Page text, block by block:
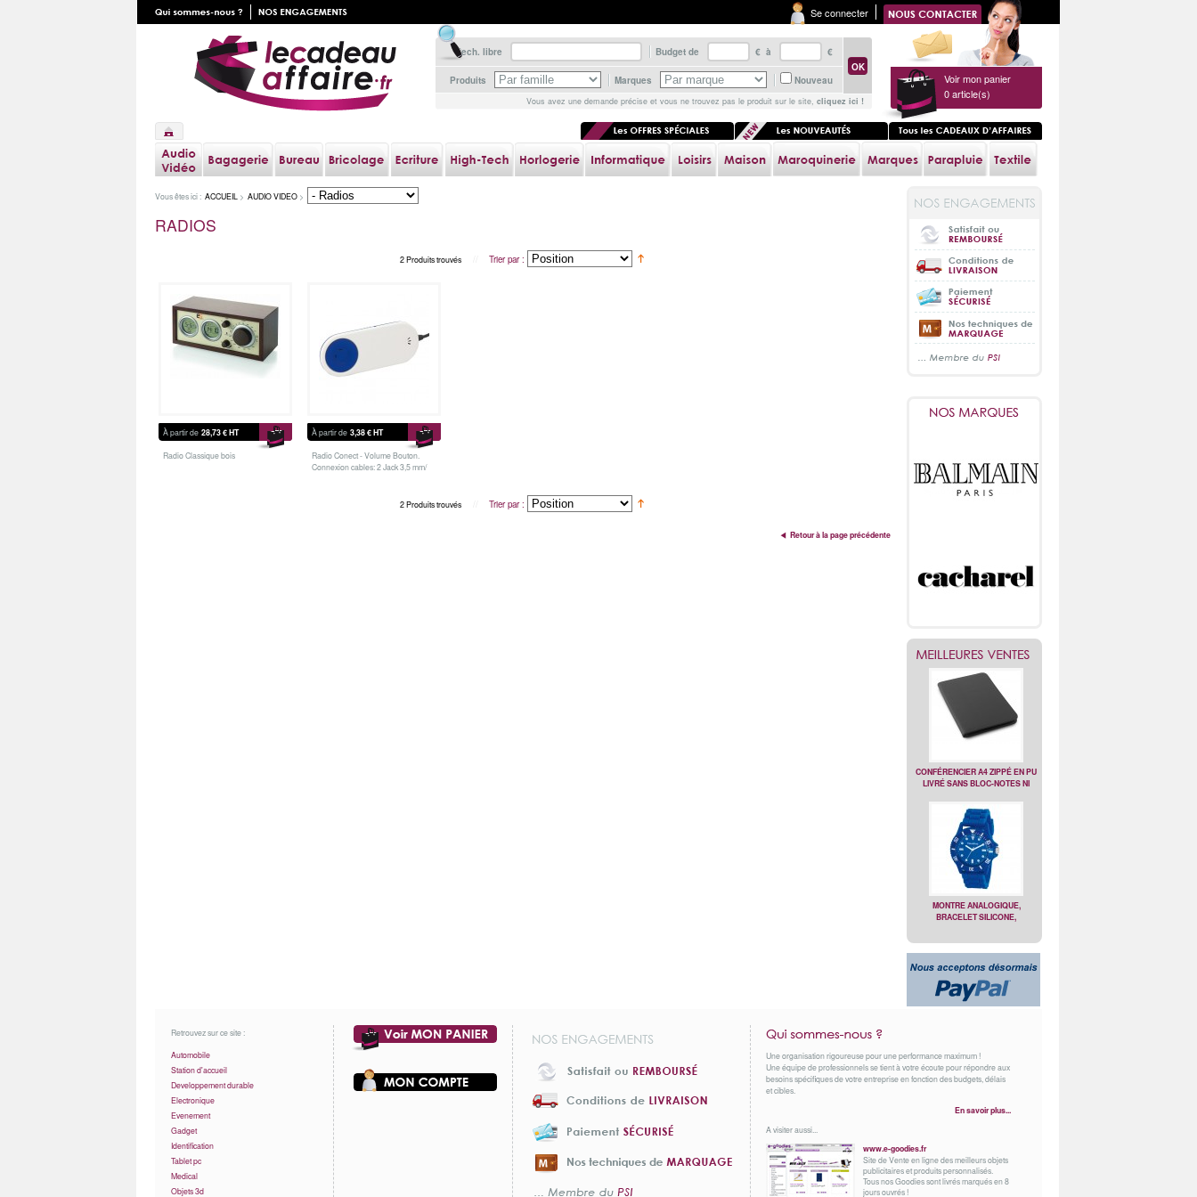
Se connecter
Rech. libre Budget de € à €
Produits Marques Nouveau
Vous avez une demande précise et vous ne trouvez pas le produit sur le site, cliquez ici !
Voir mon panier
0article(s)
CONFÉRENCIER A4 ZIPPÉ EN PU
LIVRÉ SANS BLOC-NOTES NI
MONTRE ANALOGIQUE,
BRACELET SILICONE,
Vous êtes ici : ACCUEIL > AUDIO VIDEO >
RADIOS
2 Produits trouvés Trier par :
À partir de 28,73 €HT
Radio Classique bois
À partir de 3,38 €HT
Radio Conect - Volume Bouton.
Connexion cables: 2 Jack 3,5 mm/
2 Produits trouvés Trier par :
Retour à la page précédente
Retrouvez sur ce site :
Automobile
Station d'accueil
Developpement durable
Electronique
Evenement
Gadget
Identification
Tablet pc
Medical
Objets 3d
Une organisation rigoureuse pour une performance maximum !
Une équipe de professionnels se tient à votre écoute pour répondre aux
besoins spécifiques de votre entreprise en fonction des budgets, délais
et cibles.
En savoir plus...
A visiter aussi...
www.e-goodies.fr
Site de Vente en ligne des meilleurs objets
publicitaires et produits personnalisés.
Tous nos Goodies sont livrés marqués en 8
jours ouvrés !